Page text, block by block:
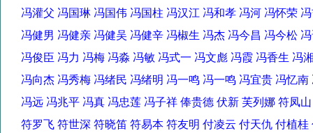
冯灌父 冯国琳 冯国伟 冯国柱 冯汉江 冯和孝 冯河 冯怀荣
冯健男 冯健亲 冯健吴 冯健辛 冯椒生 冯杰 冯今昌 冯今松
冯俊臣 冯力 冯梅 冯淼 冯敏 冯式一 冯文彪 冯霞 冯香生
冯向杰 冯秀梅 冯绪民 冯绪明 冯一鸣 冯一鸣 冯宜贵 冯忆
冯远 冯兆平 冯真 冯忠莲 冯子祥 俸贵德 伏新 芙列娜 符凤
符罗飞 符世深 符晓笛 符易本 符友明 付凌云 付天仇 付植